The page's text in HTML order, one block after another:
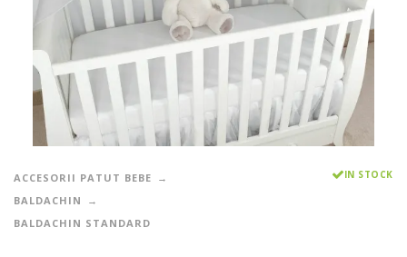
ACCESORII PATUT BEBE
BALDACHIN
BALDACHIN STANDARD
IN STOCK